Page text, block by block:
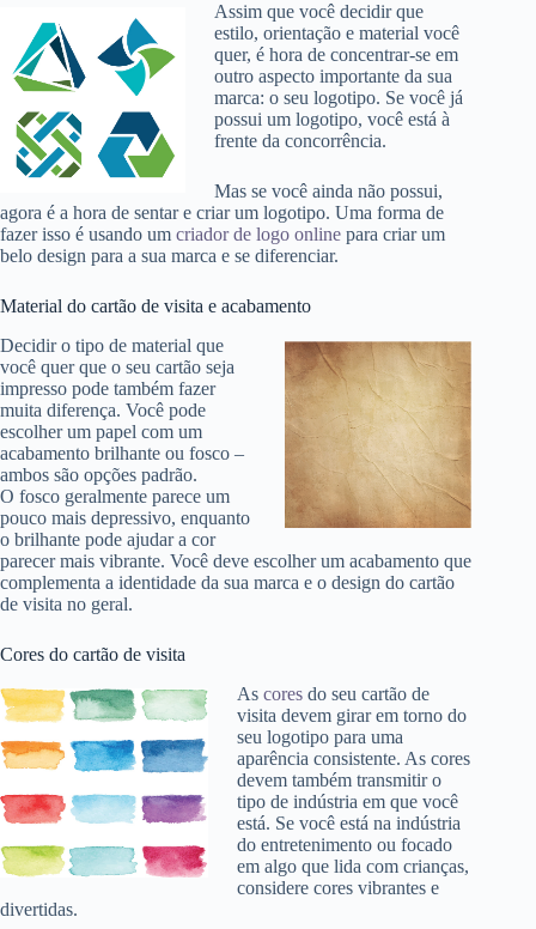
Assim que você decidir que
estilo, orientação e material você
quer, é hora de concentrar-se em
outro aspecto importante da sua
marca: o seu logotipo. Se você já
possui um logotipo, você está à
frente da concorrência.
Mas se você ainda não possui,
agora é a hora de sentar e criar um logotipo. Uma forma de
fazer isso é usando um criador de logo online para criar um
belo design para a sua marca e se diferenciar.
Material do cartão de visita e acabamento
Decidir o tipo de material que
você quer que o seu cartão seja
impresso pode também fazer
muita diferença. Você pode
escolher um papel com um
acabamento brilhante ou fosco –
ambos são opções padrão.
O fosco geralmente parece um
pouco mais depressivo, enquanto
o brilhante pode ajudar a cor
parecer mais vibrante. Você deve escolher um acabamento que
complementa a identidade da sua marca e o design do cartão
de visita no geral.
Cores do cartão de visita
As cores do seu cartão de
visita devem girar em torno do
seu logotipo para uma
aparência consistente. As cores
devem também transmitir o
tipo de indústria em que você
está. Se você está na indústria
do entretenimento ou focado
em algo que lida com crianças,
considere cores vibrantes e
divertidas.